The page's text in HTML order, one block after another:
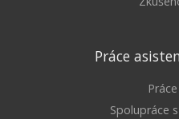
Práce
Spolupráce